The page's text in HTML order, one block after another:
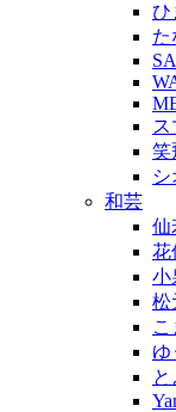
ひ
た
笑
和芸
仙
花
小
松
ゆ